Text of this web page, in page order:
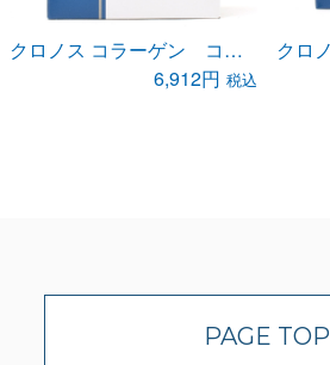
クロノス コラーゲン コンプレマン アリマンテール （コラーゲン・サプリメント 顆粒）
6,912円 税込
PAGE TOP